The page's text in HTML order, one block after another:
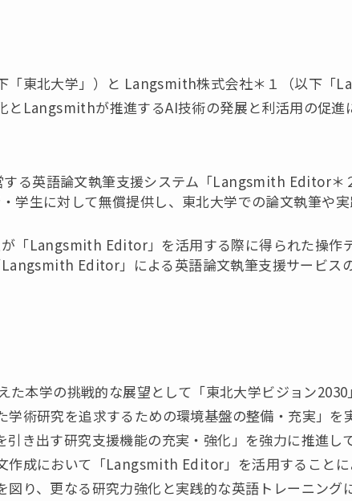
「東北大学」）と Langsmith株式会社＊１（以下「
とLangsmithが推進するAI技術の発展と利活用の促進
る英語論文執筆支援システム「Langsmith Editor＊
学生に対して無償提供し、東北大学での論文執筆や
が「Langsmith Editor」を活用する際に得られた操
Editor」による英語論文執筆支援サービス
た本学の挑戦的な展望として「東北大学ビジョン
学術研究を追求するための環境基盤の整備・充実」を
き出す研究支援機能の充実・強化」を強力に推進して
作成において「Langsmith Editor」を活用することに
図り、更なる研究力強化と実践的な英語トレーニング